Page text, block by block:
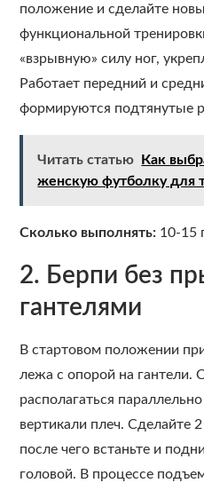
положение и сделайте
функциональной
«взрывную» силу ног,
Работает передний и
формируются подтянутые
Читать статью
Как
женскую футболку для
Сколько выполнять: 10-15
2. Берпи без
гантелями
В стартовом положении
лежа с опорой на
располагаться
вертикали плеч. Сделайте
после чего встаньте и
головой. В процессе